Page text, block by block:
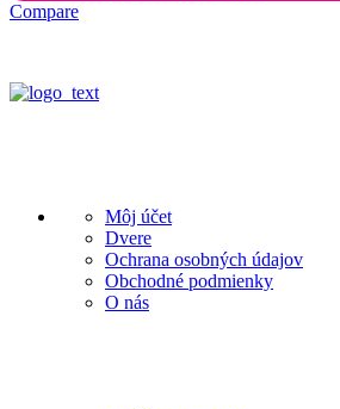
Compare
Môj účet
Dvere
Ochrana osobných údajov
Obchodné podmienky
O nás